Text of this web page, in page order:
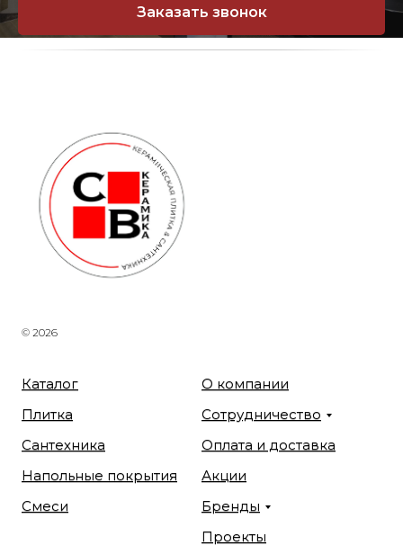
Заказать звонок
© 2026
Каталог
Плитка
Сантехника
Напольные покрытия
Смеси
О компании
Сотрудничество
Оплата и доставка
Акции
Бренды
Проекты